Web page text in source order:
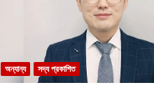
অন্যান্য সদ্য প্রকাশিত